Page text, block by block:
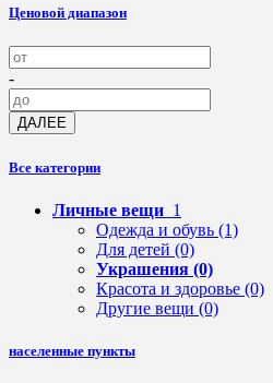
Ценовой диапазон
-
ДАЛЕЕ
Все категории
Личные вещи 1
Одежда и обувь (1)
Для детей (0)
Украшения (0)
Красота и здоровье (0)
Другие вещи (0)
населенные пункты